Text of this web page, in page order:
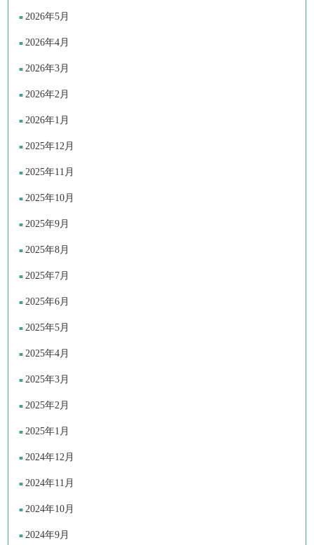
2026年5月
2026年4月
2026年3月
2026年2月
2026年1月
2025年12月
2025年11月
2025年10月
2025年9月
2025年8月
2025年7月
2025年6月
2025年5月
2025年4月
2025年3月
2025年2月
2025年1月
2024年12月
2024年11月
2024年10月
2024年9月